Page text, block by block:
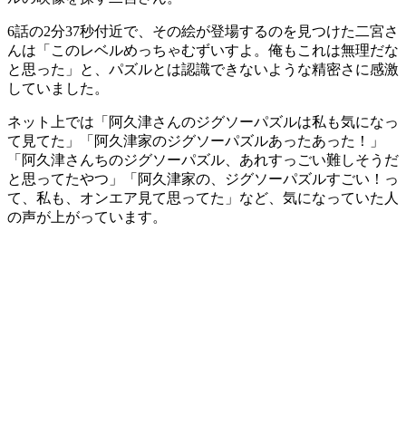
6話の2分37秒付近で、その絵が登場するのを見つけた二宮さ
んは「このレベルめっちゃむずいすよ。俺もこれは無理だな
と思った」と、パズルとは認識できないような精密さに感激
していました。
ネット上では「阿久津さんのジグソーパズルは私も気になっ
て見てた」「阿久津家のジグソーパズルあったあった！」
「阿久津さんちのジグソーパズル、あれすっごい難しそうだ
と思ってたやつ」「阿久津家の、ジグソーパズルすごい！っ
て、私も、オンエア見て思ってた」など、気になっていた人
の声が上がっています。